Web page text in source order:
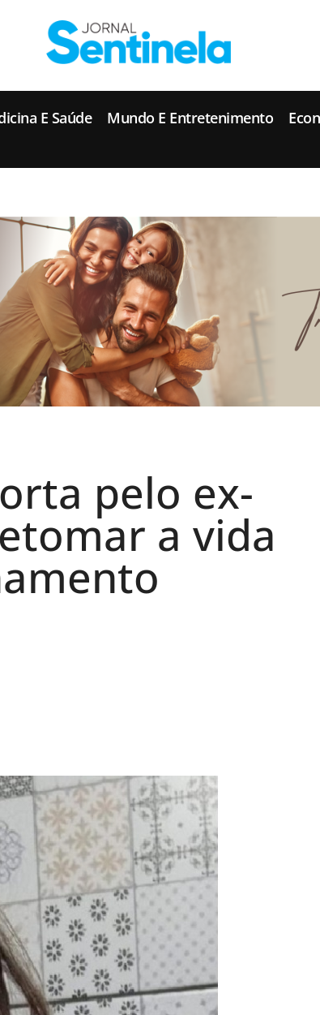
E Saúde Mundo E Entretenimento
pelo ex-
a vida